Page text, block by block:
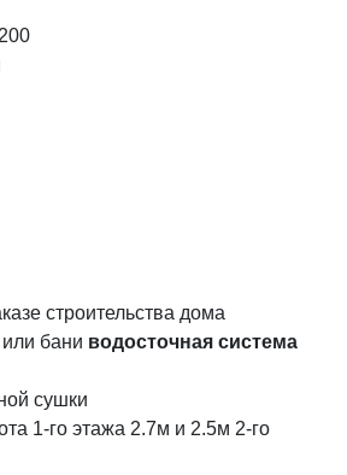
строительства дома
бани водосточная система
сушки
1-го этажа 2.7м и 2.5м 2-го